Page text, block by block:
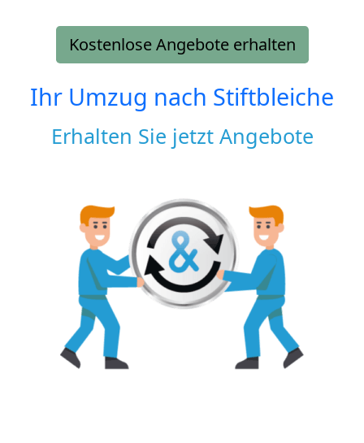
Kostenlose Angebote erhalten
Ihr Umzug nach Stiftbleiche
Erhalten Sie jetzt Angebote